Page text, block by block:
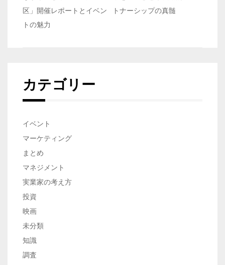
ビ
ゲ
ン
区」開催レポートとイベン
トの魅力
トナーシップの真髄
カテゴリー
イベント
マーケティング
まとめ
マネジメント
実業家の考え方
投資
映画
未分類
知識
調査